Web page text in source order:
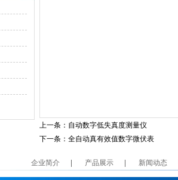
上一条： 自动数字低失真度测量仪
下一条： 全自动真有效值数字微伏表
企业简介 产品展示 新闻动态